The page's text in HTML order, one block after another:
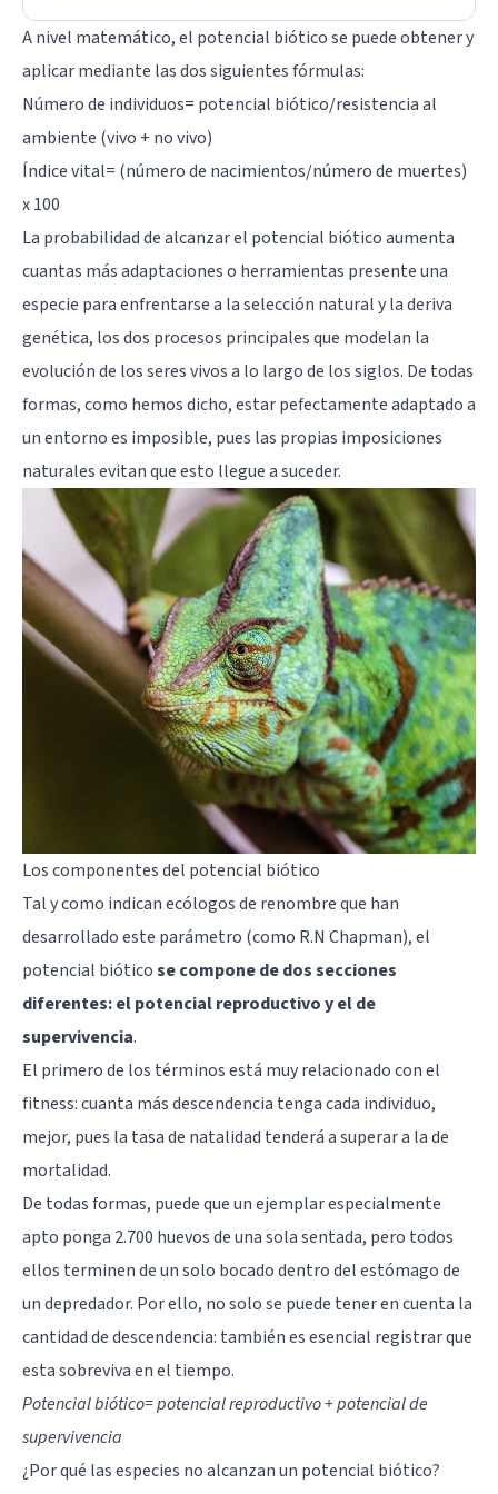
A nivel matemático, el potencial biótico se puede obtener y
aplicar mediante las dos siguientes fórmulas:
Número de individuos= potencial biótico/resistencia al
ambiente (vivo + no vivo)
Índice vital= (número de nacimientos/número de muertes)
x 100
La probabilidad de alcanzar el potencial biótico aumenta
cuantas más adaptaciones o herramientas presente una
especie para enfrentarse a la selección natural y la deriva
genética, los dos procesos principales que modelan la
evolución de los seres vivos a lo largo de los siglos. De todas
formas, como hemos dicho, estar pefectamente adaptado a
un entorno es imposible, pues las propias imposiciones
naturales evitan que esto llegue a suceder.
Los componentes del potencial biótico
Tal y como indican ecólogos de renombre que han
desarrollado este parámetro (como R.N Chapman), el
potencial bióticose compone de dos secciones
diferentes: el potencial reproductivo y el de
supervivencia.
El primero de los términos está muy relacionado con el
fitness: cuanta más descendencia tenga cada individuo,
mejor, pues la tasa de natalidad tenderá a superar a la de
mortalidad.
De todas formas, puede que un ejemplar especialmente
apto ponga 2.700 huevos de una sola sentada, pero todos
ellos terminen de un solo bocado dentro del estómago de
un depredador. Por ello, no solo se puede tener en cuenta la
cantidad de descendencia: también es esencial registrar que
esta sobreviva en el tiempo.
Potencial biótico= potencial reproductivo + potencial de
supervivencia
¿Por qué las especies no alcanzan un potencial biótico?